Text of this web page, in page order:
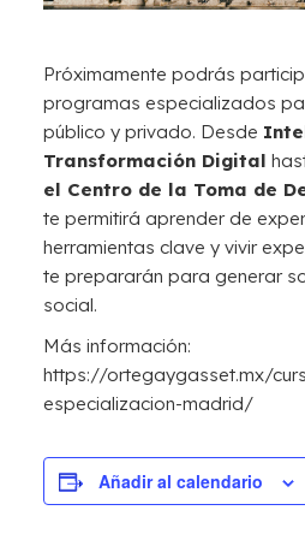
Próximamente podrás
programas especializados
público y privado. Desde
Transformación Digital
el Centro de la Toma de
te permitirá aprender de
herramientas clave y vivir
te prepararán para generar
social.
Más información:
https://ortegaygasset.mx/
especializacion-madrid/
Añadir al calendario